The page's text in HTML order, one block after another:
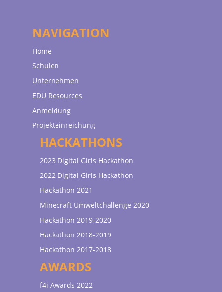
NAVIGATION
Home
Schulen
Unternehmen
EDU Resources
Anmeldung
Projekteinreichung
HACKATHONS
2023 Digital Girls Hackathon
2022 Digital Girls Hackathon
Hackathon 2021
Minecraft Umweltchallenge 2020
Hackathon 2019-2020
Hackathon 2018-2019
Hackathon 2017-2018
AWARDS
f4i Awards 2022